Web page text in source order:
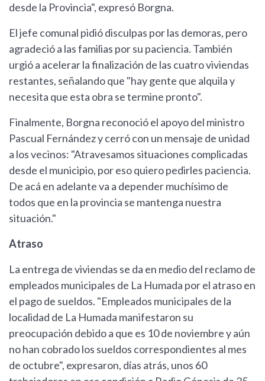
desde la Provincia", expresó Borgna.
El jefe comunal pidió disculpas por las demoras, pero
agradeció a las familias por su paciencia. También
urgió a acelerar la finalización de las cuatro viviendas
restantes, señalando que "hay gente que alquila y
necesita que esta obra se termine pronto".
Finalmente, Borgna reconoció el apoyo del ministro
Pascual Fernández y cerró con un mensaje de unidad
a los vecinos: "Atravesamos situaciones complicadas
desde el municipio, por eso quiero pedirles paciencia.
De acá en adelante va a depender muchísimo de
todos que en la provincia se mantenga nuestra
situación."
Atraso
La entrega de viviendas se da en medio del reclamo de
empleados municipales de La Humada por el atraso en
el pago de sueldos. "Empleados municipales de la
localidad de La Humada manifestaron su
preocupación debido a que es 10 de noviembre y aún
no han cobrado los sueldos correspondientes al mes
de octubre", expresaron, días atrás, unos 60